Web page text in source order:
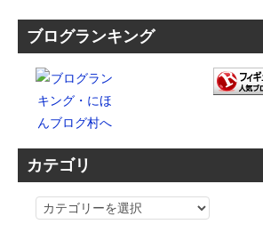
ブログランキング
カテゴリ
カ